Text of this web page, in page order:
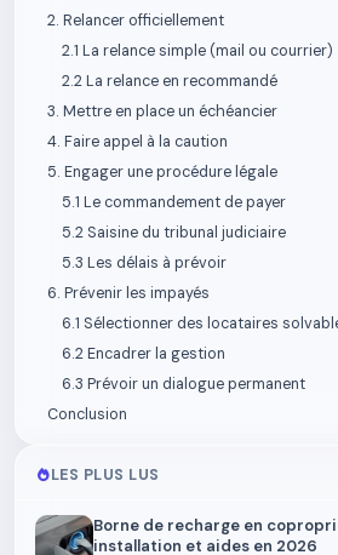
2. Relancer officiellement
2.1 La relance simple (mail ou courrier)
2.2 La relance en recommandé
3. Mettre en place un échéancier
4. Faire appel à la caution
5. Engager une procédure légale
5.1 Le commandement de payer
5.2 Saisine du tribunal judiciaire
5.3 Les délais à prévoir
6. Prévenir les impayés
6.1 Sélectionner des locataires
6.2 Encadrer la gestion
6.3 Prévoir un dialogue permanent
Conclusion
LES PLUS LUS
Borne de recharge en
installation et aides en 2026